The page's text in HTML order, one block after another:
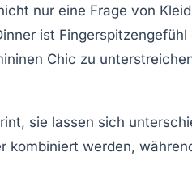
nur eine Frage von
ist
Chic zu
sie lassen sich
kombiniert werden,